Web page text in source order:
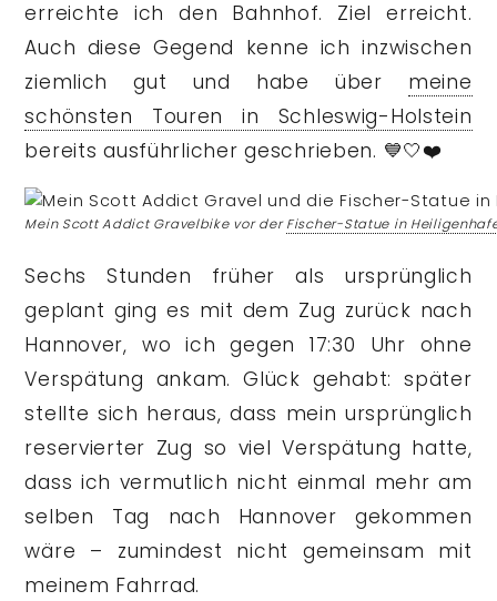
erreichte ich den Bahnhof. Ziel erreicht.
Auch diese Gegend kenne ich inzwischen
ziemlich gut und habe über meine
schönsten Touren in Schleswig-Holstein
bereits ausführlicher geschrieben. 💙🤍❤️
Mein Scott Addict Gravelbike vor derFischer-Statue in
Sechs Stunden früher als ursprünglich
geplant ging es mit dem Zug zurück nach
Hannover, wo ich gegen 17:30 Uhr ohne
Verspätung ankam. Glück gehabt: später
stellte sich heraus, dass mein ursprünglich
reservierter Zug so viel Verspätung hatte,
dass ich vermutlich nicht einmal mehr am
selben Tag nach Hannover gekommen
wäre – zumindest nicht gemeinsam mit
meinem Fahrrad.